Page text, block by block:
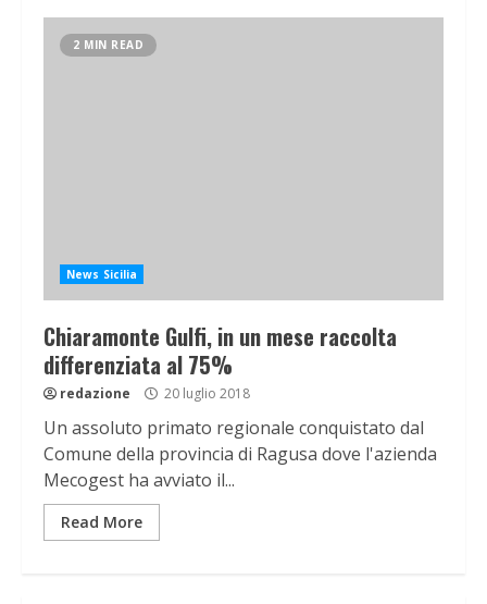
2 MIN READ
News Sicilia
Chiaramonte Gulfi, in un mese raccolta
differenziata al 75%
redazione 20 luglio 2018
Un assoluto primato regionale conquistato dal
Comune della provincia di Ragusa dove l'azienda
Mecogest ha avviato il...
Read More